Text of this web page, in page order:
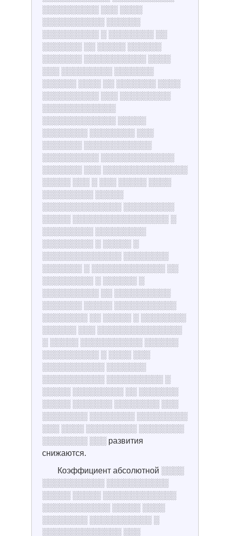
░░░░░░░░░░ ░░░ ░░░░
░░░░░░░░░░░ ░░░░░░
░░░░░░░░░░ ░ ░░░░░░░░ ░░
░░░░░░░ ░░ ░░░░░ ░░░░░░
░░░░░░░ ░░░░░░░░░░░ ░░░░
░░░ ░░░░░░░░░ ░░░░░░░
░░░░░░ ░░░░ ░░ ░░░░░░░ ░░░░
░░░░░░░░░░ ░░░ ░░░░░░░░░
░░░░░░░░░░░░░
░░░░░░░░░░░░░ ░░░░░
░░░░░░░░ ░░░░░░░░ ░░░
░░░░░░░ ░░░░░░░░░░░░
░░░░░░░░░░ ░░░░░░░░░░░░░
░░░░░░░ ░░░ ░░░░░░░░░░░░░░░
░░░░░ ░░░ ░ ░░░ ░░░░░ ░░░░
░░░░░░░░░ ░░░░░
░░░░░░░░░░░░░░ ░░░░░░░░░
░░░░░ ░░░░░░░░░░░░░░░░░ ░
░░░░░░░░░ ░░░░░░░░░
░░░░░░░░░ ░ ░░░░░ ░
░░░░░░░░░░░░░░ ░░░░░░░░
░░░░░░░ ░ ░░░░░░░░░░░░░ ░░
░░░░░░░░░ ░ ░░░░░░ ░
░░░░░░░░░░ ░░ ░░░░░░░░░░
░░░░░░░ ░░░░░ ░░░░░░░░░░░
░░░░░░░░ ░░ ░░░░░ ░ ░░░░░░░░
░░░░░░ ░░░ ░░░░░░░░░░░░░░░
░ ░░░░░ ░░░░░░░░░░░ ░░░░░░
░░░░░░░░░░ ░ ░░░░ ░░░
░░░░░░░░░░░ ░░░░░░░
░░░░░░░░░░░ ░░░░░░░░░░ ░
░░░░░ ░░░░░░░░░ ░░ ░░░░░░░
░░░░░ ░░░░░░░ ░░░░░░░░ ░░░
░░░░░░░░ ░░░░░░░░ ░░░░░░░░░
░░░ ░░░░ ░░░░░░░░░ ░░░░░░░░
░░░░░░░░ ░░░ развития
снижаются.
Коэффициент абсолютной ░░░░
░░░░░░░░░░░ ░░░░░░░░░░░
░░░░░ ░░░░░ ░░░░░░░░░░░░░
░░░░░░░░░░░░ ░░░░░ ░░░░
░░░░░░░░ ░░░░░░░░░░░ ░
░░░░░░░░░░░░░░ ░░░